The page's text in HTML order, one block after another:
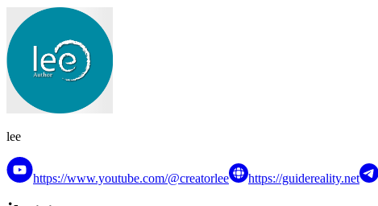
lee
https://www.youtube.com/@creatorlee https://guidereality.net